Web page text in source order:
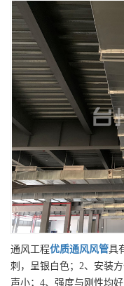
通风工程优质通风风管具
刺，呈银白色；2、安装
声小；4、强度与刚性均